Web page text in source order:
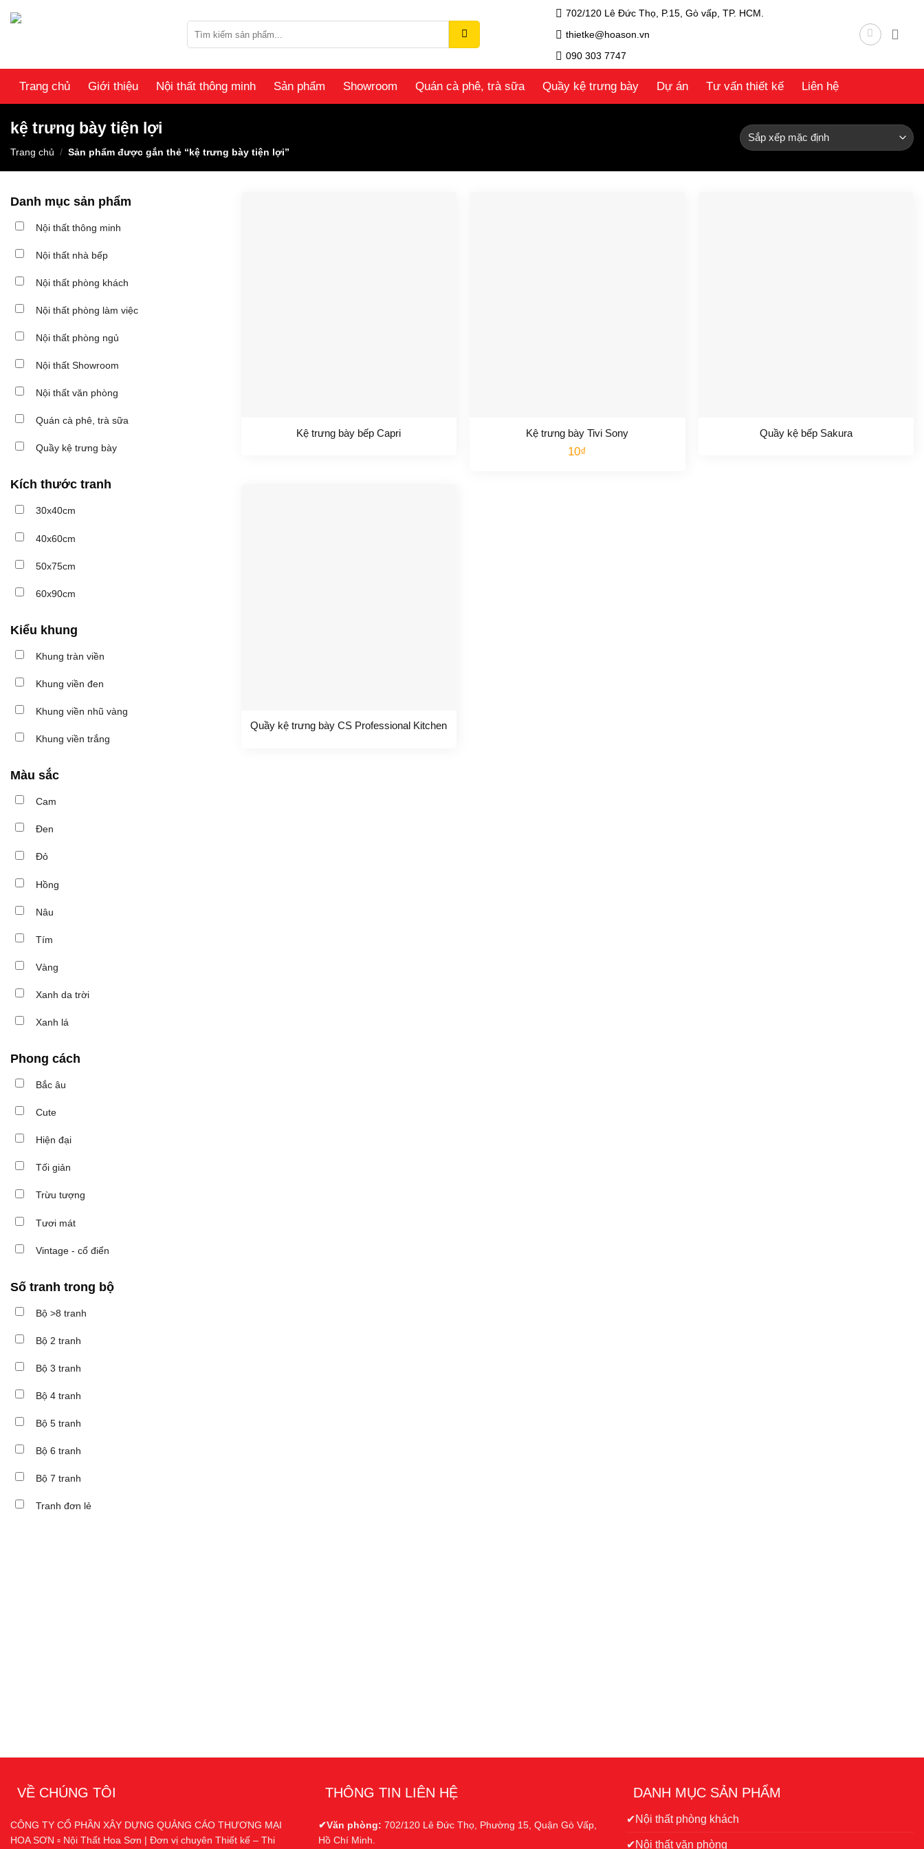
kiếm:
702/120 Lê Đức Thọ, P.15, Gò vấp, TP. HCM.
thietke@hoason.vn
090 303 7747
Trang chủ Giới thiệu Nội thất thông minh Sản phẩm Showroom Quán cà phê, trà sữa Quầy kệ trưng bày Dự án Tư vấn thiết kế Liên hệ
kệ trưng bày tiện lợi
Trang chủ / Sản phẩm được gắn thẻ “kệ trưng bày tiện lợi”
Danh mục sản phẩm
Nội thất thông minh
Nội thất nhà bếp
Nội thất phòng khách
Nội thất phòng làm việc
Nội thất phòng ngủ
Nội thất Showroom
Nội thất văn phòng
Quán cà phê, trà sữa
Quầy kệ trưng bày
Kích thước tranh
30x40cm
40x60cm
50x75cm
60x90cm
Kiểu khung
Khung tràn viền
Khung viền đen
Khung viền nhũ vàng
Khung viền trắng
Màu sắc
Cam
Đen
Đỏ
Hồng
Nâu
Tím
Vàng
Xanh da trời
Xanh lá
Phong cách
Bắc âu
Cute
Hiện đại
Tối giản
Trừu tượng
Tươi mát
Vintage - cổ điển
Số tranh trong bộ
Bộ >8 tranh
Bộ 2 tranh
Bộ 3 tranh
Bộ 4 tranh
Bộ 5 tranh
Bộ 6 tranh
Bộ 7 tranh
Tranh đơn lẻ
Kệ trưng bày bếp Capri Kệ trưng bày Tivi Sony
10₫
Quầy kệ bếp Sakura
Quầy kệ trưng bày CS Professional Kitchen
VỀ CHÚNG TÔI
CÔNG TY CỔ PHẦN XÂY DỰNG QUẢNG CÁO THƯƠNG MẠI
HOA SƠN ▫️ Nội Thất Hoa Sơn | Đơn vị chuyên Thiết kế – Thi
THÔNG TIN LIÊN HỆ
✔Văn phòng: 702/120 Lê Đức Thọ, Phường 15, Quận Gò Vấp,
Hồ Chí Minh.
DANH MỤC SẢN PHẨM
✔Nội thất phòng khách
✔Nội thất văn phòng